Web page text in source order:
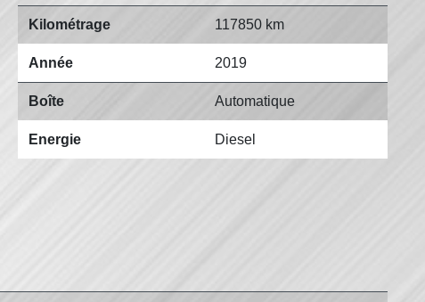
Kilométrage 117850 km
Année 2019
Boîte Automatique
Energie Diesel